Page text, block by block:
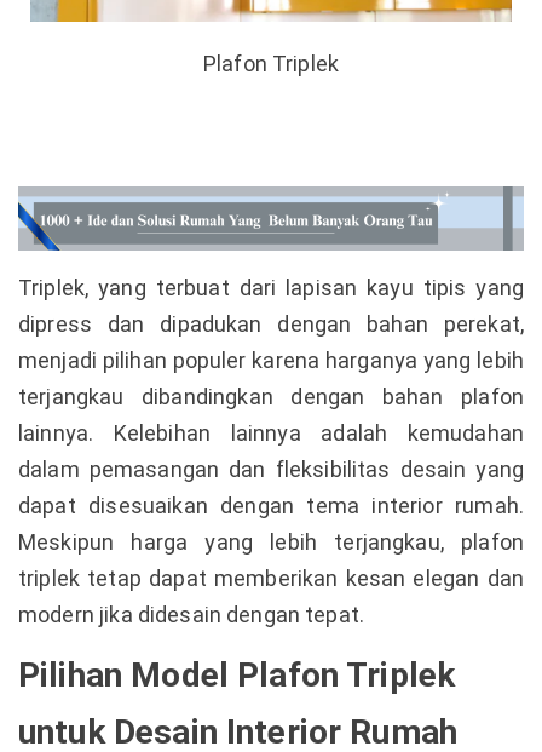
Plafon Triplek
Triplek, yang terbuat dari lapisan kayu tipis yang
dipress dan dipadukan dengan bahan perekat,
menjadi pilihan populer karena harganya yang lebih
terjangkau dibandingkan dengan bahan plafon
lainnya. Kelebihan lainnya adalah kemudahan
dalam pemasangan dan fleksibilitas desain yang
dapat disesuaikan dengan tema interior rumah.
Meskipun harga yang lebih terjangkau, plafon
triplek tetap dapat memberikan kesan elegan dan
modern jika didesain dengan tepat.
Pilihan Model Plafon Triplek
untuk Desain Interior Rumah